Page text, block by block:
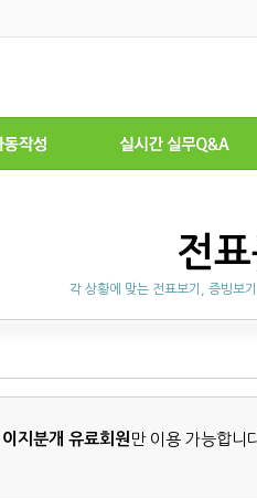
전
각 상황에 맞는 전표보기, 증빙보
이지분개 유료회원 만 이용 가능합니